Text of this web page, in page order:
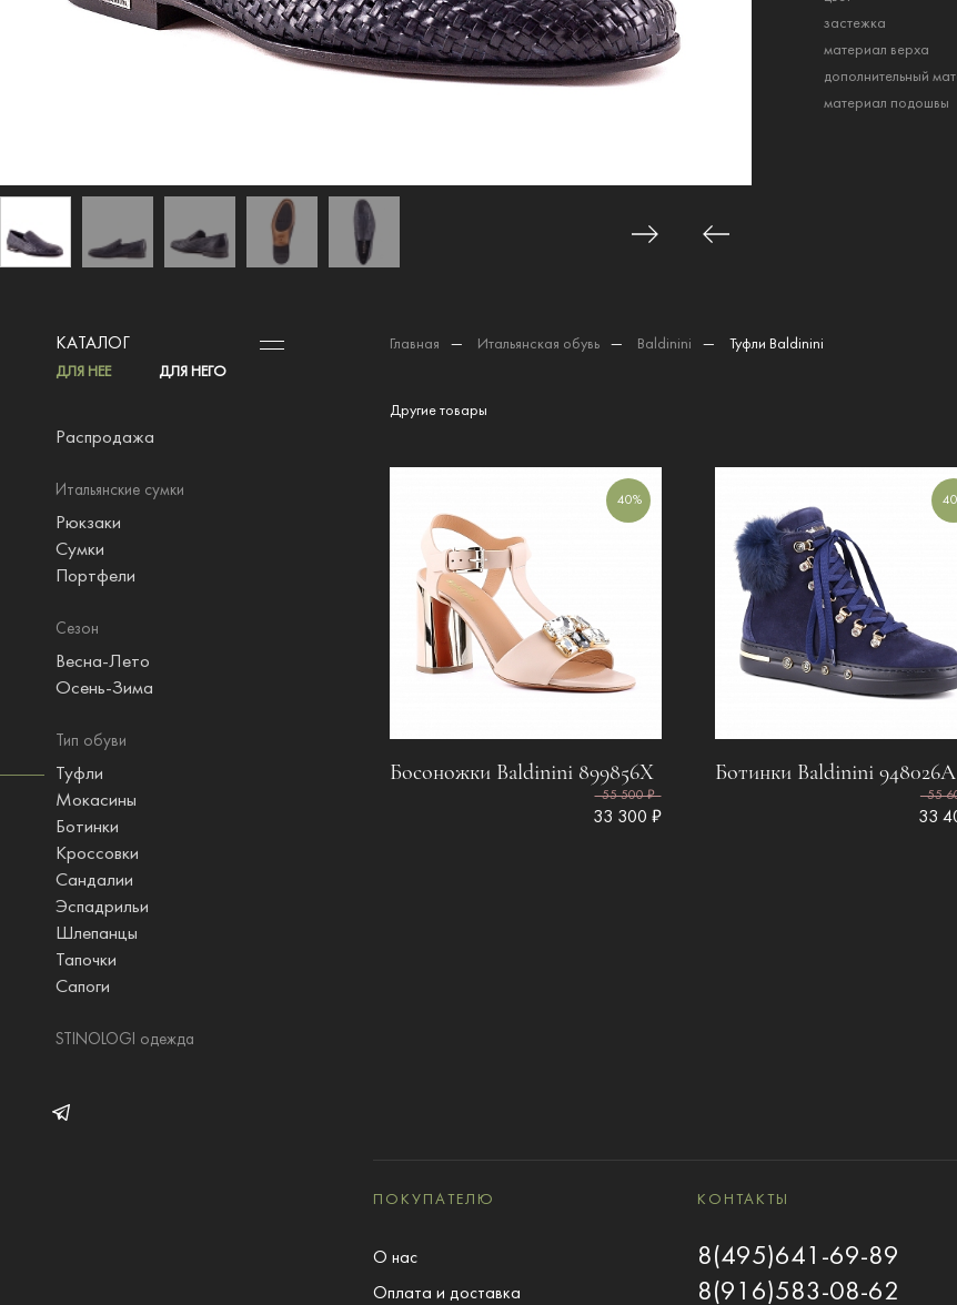
застежка
материал верха
дополнительный
материал подошвы
КАТАЛОГ
ДЛЯ НЕЕ ДЛЯ НЕГО
Распродажа
Итальянские сумки
Рюкзаки
Сумки
Портфели
Сезон
Весна-Лето
Осень-Зима
Тип обуви
Туфли
Мокасины
Ботинки
Кроссовки
Сандалии
Эспадрильи
Шлепанцы
Тапочки
Сапоги
STINOLOGI одежда
Главная — Итальянская обувь — Baldinini — Туфли Baldinini
Другие товары
40%
Босоножки Baldinini 899856X
55 500 ₽
33 300 ₽
Ботинки Baldinini 948026A
55
33
ПОКУПАТЕЛЮ
О нас
Оплата и доставка
КОНТАКТЫ
8(495)641-69-89
8(916)583-08-62